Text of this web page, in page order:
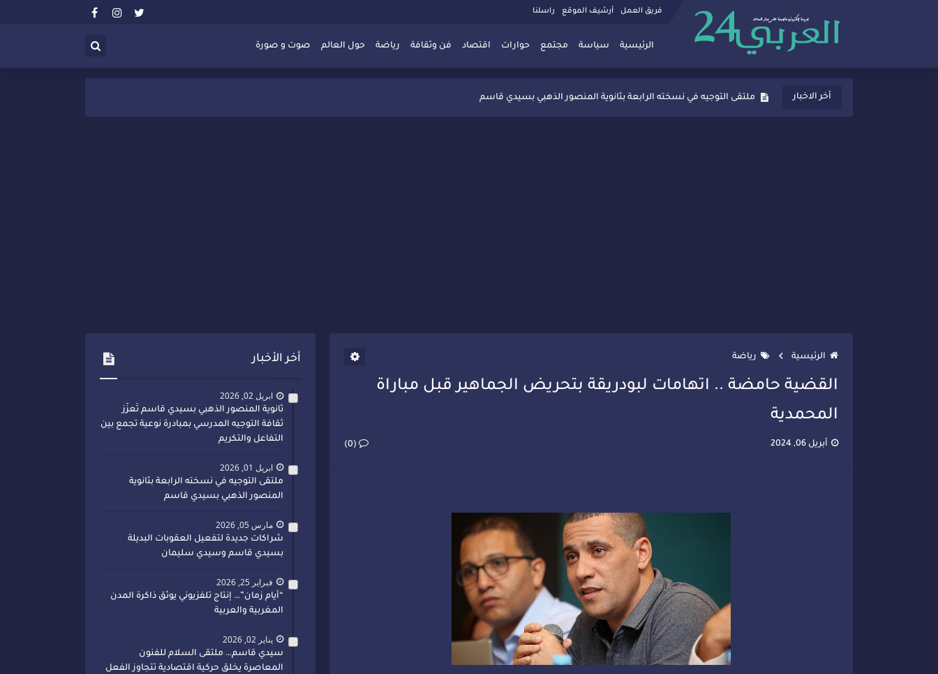
فريق العمل أرشيف الموقع راسلنا
الرئيسية سياسة مجتمع حوارات اقتصاد فن وثقافة رياضة حول العالم صوت و صورة
أخر الاخبار
ثانوية المنصور الذهبي بسيدي قاسم تُعزّز ثقافة التوجيه المدرسي بمبادرة نوعية تجمع بين التفاعل والتكريم
ملتقى التوجيه في نسخته الرابعة بثانوية المنصور الذهبي بسيدي قاسم
الرئيسية رياضة
القضية حامضة .. اتهامات لبودريقة بتحريض الجماهير قبل مباراة
المحمدية
أبريل 06, 2024 (0)
أخر الأخبار
ابريل 02, 2026
ثانوية المنصور الذهبي بسيدي قاسم تُعزّز
ثقافة التوجيه المدرسي بمبادرة نوعية تجمع بين
التفاعل والتكريم
ابريل 01, 2026
ملتقى التوجيه في نسخته الرابعة بثانوية
المنصور الذهبي بسيدي قاسم
مارس 05, 2026
شراكات جديدة لتفعيل العقوبات البديلة
بسيدي قاسم وسيدي سليمان
فبراير 25, 2026
“أيام زمان”… إنتاج تلفزيوني يوثق ذاكرة المدن
المغربية والعربية
يناير 02, 2026
سيدي قاسم… ملتقى السلام للفنون
المعاصرة يخلق حركية اقتصادية تتجاوز الفعل